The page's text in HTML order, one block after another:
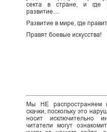
секта в стране, и где
развитие…
Развитие в мире, где
Правят боевые искусства!
Мы НЕ распространяем
скачки, поскольку это
носит исключительно
читатели могут